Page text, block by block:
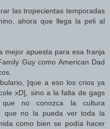
las tropecientas temporadas
ahora que llega la peli al
mejor apuesta para esa franja
Guy como American Dad
[que a eso los crios ya
xD], sino a la falta de gags
que no conozca la cultura
que no la pueda ver toda la
como bien se podía hacer